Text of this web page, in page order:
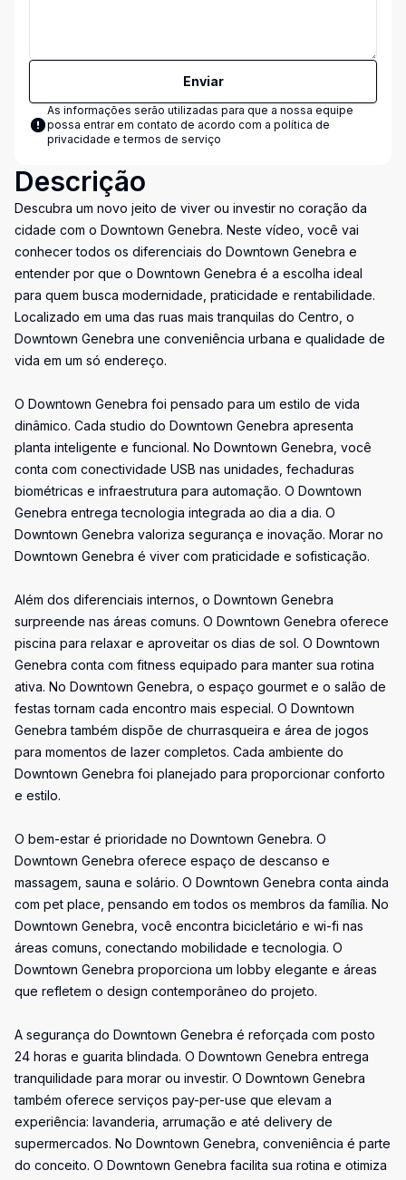
Enviar
As informações serão utilizadas para que a nossa equipe
possa entrar em contato de acordo com a política de
privacidade e termos de serviço
Descrição
Descubra um novo jeito de viver ou investir no coração da
cidade com o Downtown Genebra. Neste vídeo, você vai
conhecer todos os diferenciais do Downtown Genebra e
entender por que o Downtown Genebra é a escolha ideal
para quem busca modernidade, praticidade e rentabilidade.
Localizado em uma das ruas mais tranquilas do Centro, o
Downtown Genebra une conveniência urbana e qualidade de
vida em um só endereço.
O Downtown Genebra foi pensado para um estilo de vida
dinâmico. Cada studio do Downtown Genebra apresenta
planta inteligente e funcional. No Downtown Genebra, você
conta com conectividade USB nas unidades, fechaduras
biométricas e infraestrutura para automação. O Downtown
Genebra entrega tecnologia integrada ao dia a dia. O
Downtown Genebra valoriza segurança e inovação. Morar no
Downtown Genebra é viver com praticidade e sofisticação.
Além dos diferenciais internos, o Downtown Genebra
surpreende nas áreas comuns. O Downtown Genebra oferece
piscina para relaxar e aproveitar os dias de sol. O Downtown
Genebra conta com fitness equipado para manter sua rotina
ativa. No Downtown Genebra, o espaço gourmet e o salão de
festas tornam cada encontro mais especial. O Downtown
Genebra também dispõe de churrasqueira e área de jogos
para momentos de lazer completos. Cada ambiente do
Downtown Genebra foi planejado para proporcionar conforto
e estilo.
O bem-estar é prioridade no Downtown Genebra. O
Downtown Genebra oferece espaço de descanso e
massagem, sauna e solário. O Downtown Genebra conta ainda
com pet place, pensando em todos os membros da família. No
Downtown Genebra, você encontra bicicletário e wi-fi nas
áreas comuns, conectando mobilidade e tecnologia. O
Downtown Genebra proporciona um lobby elegante e áreas
que refletem o design contemporâneo do projeto.
A segurança do Downtown Genebra é reforçada com posto
24 horas e guarita blindada. O Downtown Genebra entrega
tranquilidade para morar ou investir. O Downtown Genebra
também oferece serviços pay-per-use que elevam a
experiência: lavanderia, arrumação e até delivery de
supermercados. No Downtown Genebra, conveniência é parte
do conceito. O Downtown Genebra facilita sua rotina e otimiza